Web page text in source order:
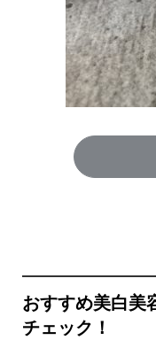
おすすめ美白美
チェック！